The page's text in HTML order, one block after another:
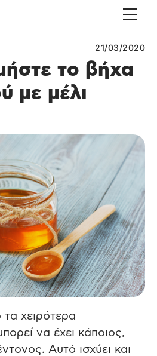
21/03/2020
το βήχα
με μέλι
χειρότερα
να έχει κάποιος,
Αυτό ισχύει και